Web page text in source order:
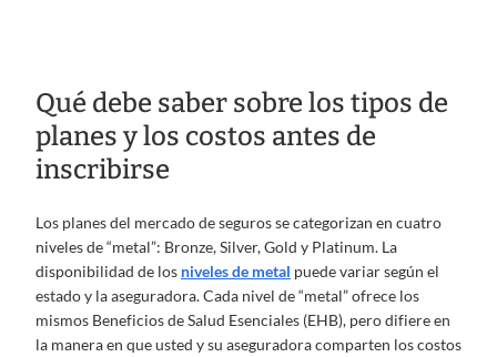
Qué debe saber sobre los tipos de
planes y los costos antes de
inscribirse
Los planes del mercado de seguros se categorizan en cuatro
niveles de “metal”: Bronze, Silver, Gold y Platinum. La
disponibilidad de los niveles de metal puede variar según el
estado y la aseguradora. Cada nivel de “metal” ofrece los
mismos Beneficios de Salud Esenciales (EHB), pero difiere en
la manera en que usted y su aseguradora comparten los costos